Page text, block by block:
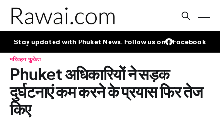
Stay updated with Phuket News. Follow us on Facebook
परिवहन फुकेत
Phuket अधिकारियों ने सड़क
दुर्घटनाएं कम करने के प्रयास फिर तेज
किए